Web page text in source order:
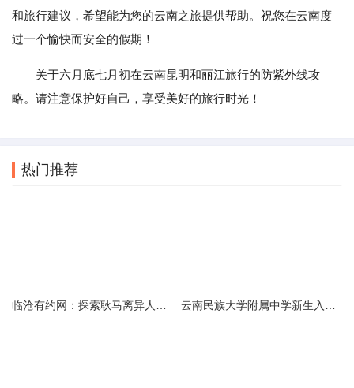
和旅行建议，希望能为您的云南之旅提供帮助。祝您在云南度
过一个愉快而安全的假期！
关于六月底七月初在云南昆明和丽江旅行的防紫外线攻
略。请注意保护好自己，享受美好的旅行时光！
热门推荐